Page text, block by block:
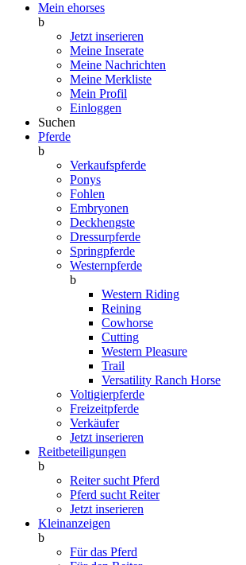
Mein ehorses
b
Jetzt inserieren
Meine Inserate
Meine Nachrichten
Meine Merkliste
Mein Profil
Einloggen
Suchen
Pferde
b
Verkaufspferde
Ponys
Fohlen
Embryonen
Deckhengste
Dressurpferde
Springpferde
Westernpferde
b
Western Riding
Reining
Cowhorse
Cutting
Western Pleasure
Trail
Versatility Ranch Horse
Voltigierpferde
Freizeitpferde
Verkäufer
Jetzt inserieren
Reitbeteiligungen
b
Reiter sucht Pferd
Pferd sucht Reiter
Jetzt inserieren
Kleinanzeigen
b
Für das Pferd